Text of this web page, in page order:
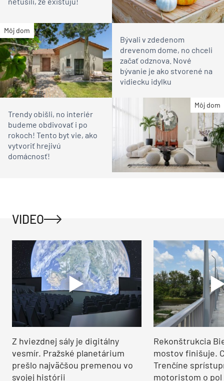
Môj dom
Bývali v zdedenom
drevenom dome, no chceli
začať odznova. Nové
bývanie je ako stvorené na
vidiecku idylku
Môj dom
Trendy obišli, no interiér
budeme obdivovať i po
rokoch! Tento byt vie, ako
vytvoriť hrejivú
domácnosť!
VIDEO
Z hviezdnej sály je digitálny
vesmír. Pražské planetárium
prešlo najväčšou premenou vo
svojej histórii
Rekonštrukcia
mostov finišuje.
Trenčíne
motoristom o pol